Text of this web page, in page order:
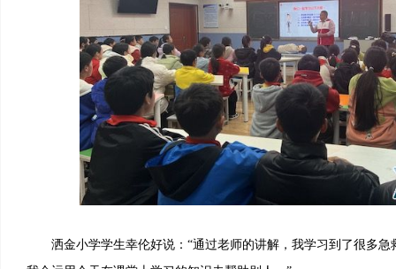
洒金小学学生幸伦好说：“通过老师的讲解，我学习到了很多急